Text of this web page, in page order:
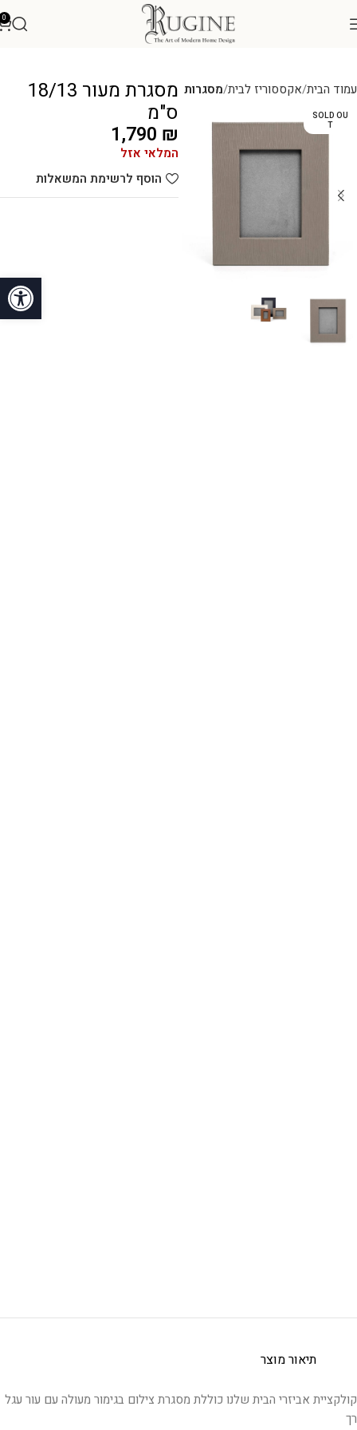
פתח
0
עמוד הבית אקססוריז לבית מסגרות
SOLD OU
T
מסגרת מעור 18/13
ס"מ
1,790 ₪
המלאי אזל
הוסף לרשימת המשאלות
תיאור מוצר
קולקציית אביזרי הבית שלנו כוללת מסגרת צילום בגימור מעולה עם עור עגל
רך